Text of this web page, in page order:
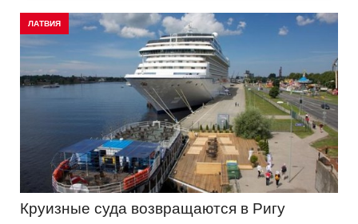
ЛАТВИЯ
Круизные суда возвращаются в Ригу